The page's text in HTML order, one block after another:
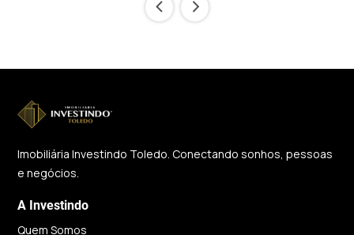
Imobiliária Investindo Toledo. Conectando sonhos, pessoas
e negócios.
A Investindo
Quem Somos